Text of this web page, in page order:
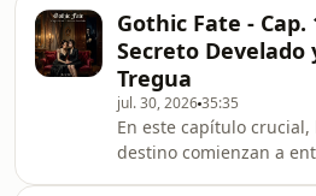
sumido en un trance
acompaña a los agentes
un tenso registro a la
propiedad de Kalamack
objetivo de hallar el
cualquier rastro de la
doctora Anderson.
agentes inspeccionan
Gothic Fate - Cap.
Secreto Develado
Tregua
jul. 30, 202635:35
​En este capítulo crucial,
destino comienzan a